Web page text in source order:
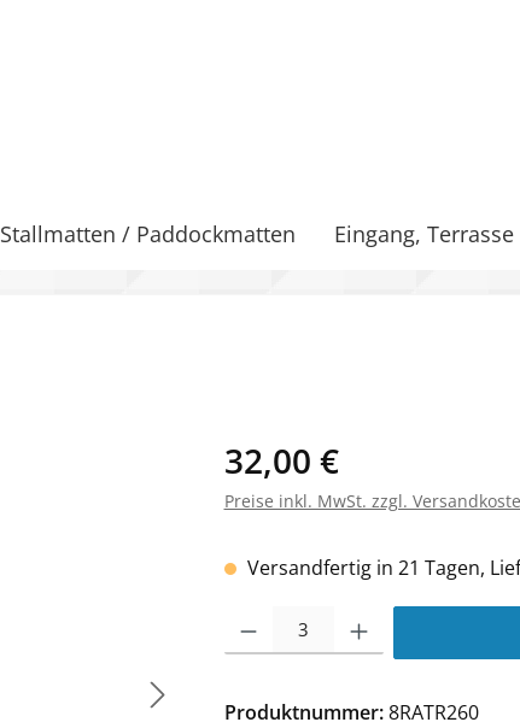
Stallmatten / Paddockmatten Eingang,
Regulärer Preis:
32,00 €
Preise inkl. MwSt. zzgl.
Versandfertig in 21 Tagen,
Produkt Anzahl: Gib den
Produktnummer:8RATR260